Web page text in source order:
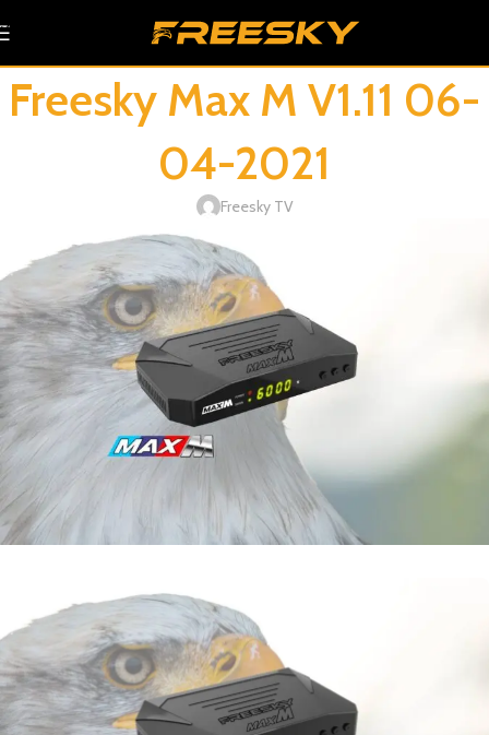
Skip to navigation
Skip to main content
Freesky Max M V1.11 06-
04-2021
Freesky TV